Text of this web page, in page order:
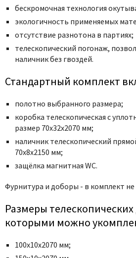
Porte Vista
Portika
Poseidon
Profil Doors
Protector
Torex
Tupai
Uberture
Valcomp
Venezia Unique
Zadoor
беcкромочная технология
экологичность применяемых
отсутствие разнотона в партиях;
телескопический погонаж,
наличник без гвоздей.
Стандартный комплект
полотно выбранного размера;
коробка телескопическая с
размер 70x32x2070 мм;
наличник телескопический
70x8x2150 мм;
защёлка магнитная WC.
Фурнитура и доборы - в комплект не
Размеры
которыми можно
100х10х2070 мм;